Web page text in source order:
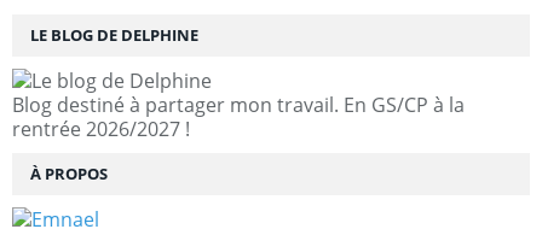
LE BLOG DE DELPHINE
Blog destiné à partager mon travail. En GS/CP à la
rentrée 2026/2027 !
À PROPOS